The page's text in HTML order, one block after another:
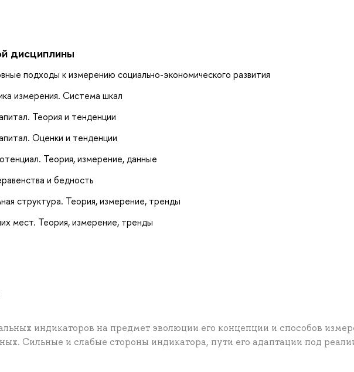
дисциплины
подходы к измерению социально-экономического развития
измерения. Система шкал
Теория и тенденции
Оценки и тенденции
Теория, измерение, данные
и бедность
структура. Теория, измерение, тренды
мест. Теория, измерение, тренды
индикаторов на предмет эволюции его концепции и способов
Сильные и слабые стороны индикатора, пути его адаптации под